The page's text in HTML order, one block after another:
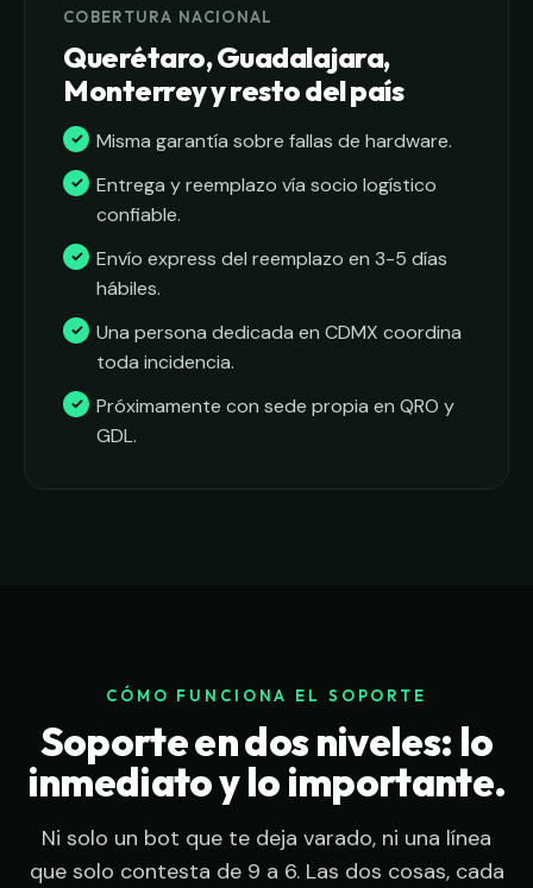
COBERTURA NACIONAL
Querétaro, Guadalajara,
Monterrey y resto del país
Misma garantía sobre fallas de hardware.
Entrega y reemplazo vía socio logístico
confiable.
Envío express del reemplazo en 3-5 días
hábiles.
Una persona dedicada en CDMX coordina
toda incidencia.
Próximamente con sede propia en QRO y
GDL.
CÓMO FUNCIONA EL SOPORTE
Soporte en dos niveles: lo
inmediato y lo importante.
Ni solo un bot que te deja varado, ni una línea
que solo contesta de 9 a 6. Las dos cosas, cada